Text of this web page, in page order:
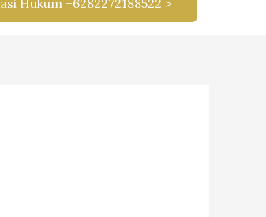
Hukum +6282272188522 >